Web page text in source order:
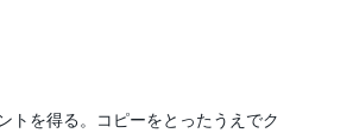
トを得る。コピーをとったうえでク